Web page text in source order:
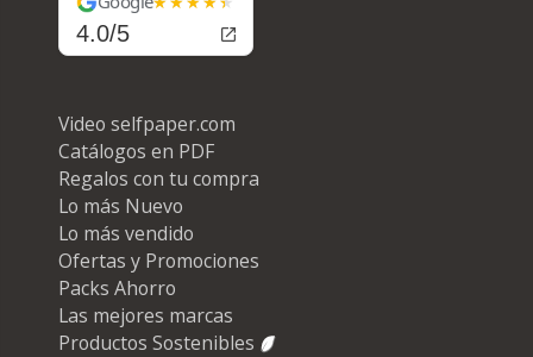
4.0/5
Video selfpaper.com
Catálogos en PDF
Regalos con tu compra
Lo más Nuevo
Lo más vendido
Ofertas y Promociones
Packs Ahorro
Las mejores marcas
Productos Sostenibles